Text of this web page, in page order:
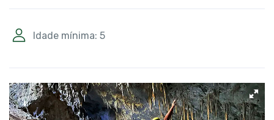
Idade mínima: 5